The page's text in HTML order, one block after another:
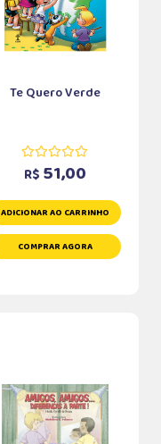
Te Quero Verde
R$ 51,00
ADICIONAR AO CARRINHO
COMPRAR AGORA